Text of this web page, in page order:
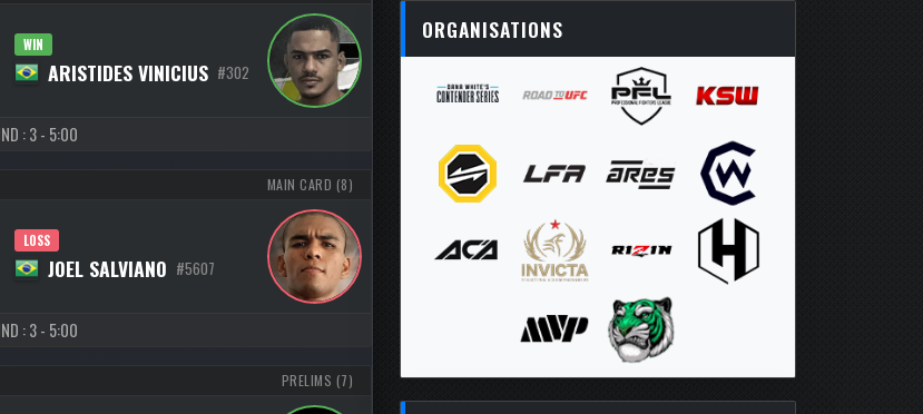
WIN
ARISTIDES VINICIUS #302
: 3 - 5:00
MAIN CARD (8)
LOSS
JOEL SALVIANO #5607
: 3 - 5:00
PRELIMS (7)
ORGANISATIONS